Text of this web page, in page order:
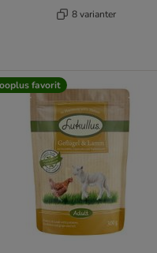
8 varianter
favorit